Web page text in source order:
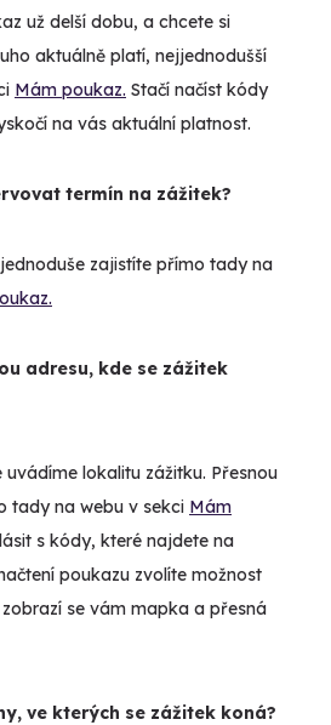
už delší dobu, a chcete si
aktuálně platí, nejjednodušší
Mám poukaz. Stačí načíst kódy
na vás aktuální platnost.
termín na zážitek?
zajistíte přímo tady na
adresu, kde se zážitek
lokalitu zážitku. Přesnou
tady na webu v sekci Mám
s kódy, které najdete na
poukazu zvolíte možnost
se vám mapka a přesná
ve kterých se zážitek koná?